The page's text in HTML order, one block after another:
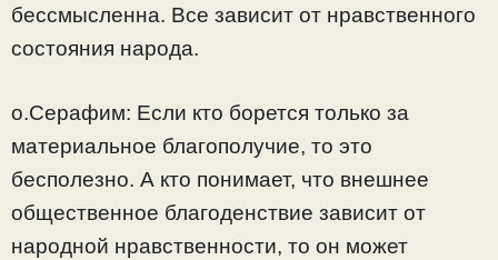
бессмысленна. Все зависит от нравственного
состояния народа.
о.Серафим: Если кто борется только за
материальное благополучие, то это
бесполезно. А кто понимает, что внешнее
общественное благоденствие зависит от
народной нравственности, то он может